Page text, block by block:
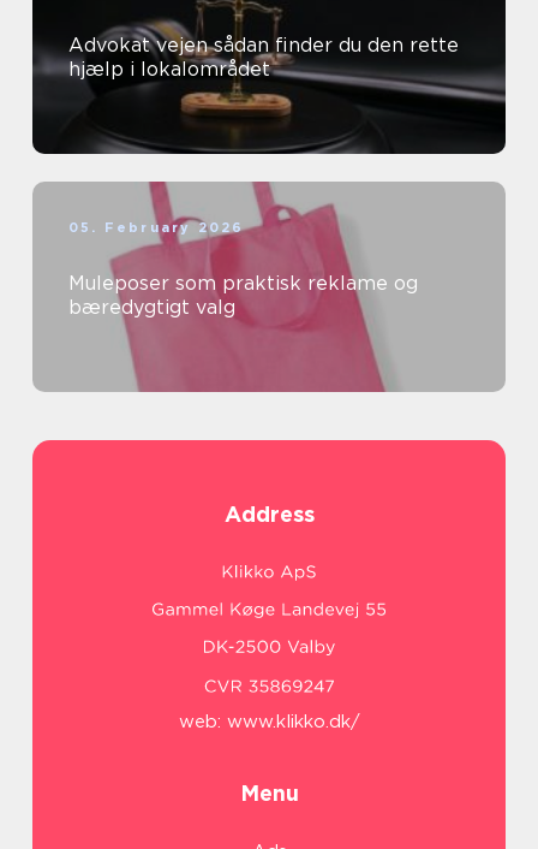
Advokat vejen sådan finder du den rette
hjælp i lokalområdet
05. February 2026
Muleposer som praktisk reklame og
bæredygtigt valg
Address
web: www.klikko.dk/
Menu